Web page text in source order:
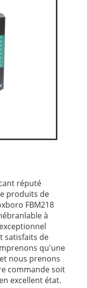
réputé
produits de
FBM218
à
satisfaits de
qu'une
nous prenons
commande soit
excellent état.